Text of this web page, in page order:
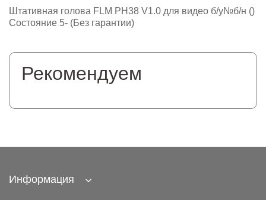
Штативная голова FLM PH38 V1.0 для видео б/у№б/н ()
Состояние 5- (Без гарантии)
Рекомендуем
Информация